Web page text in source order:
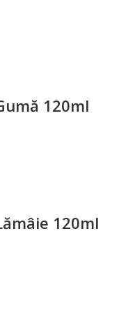
120ml
120ml